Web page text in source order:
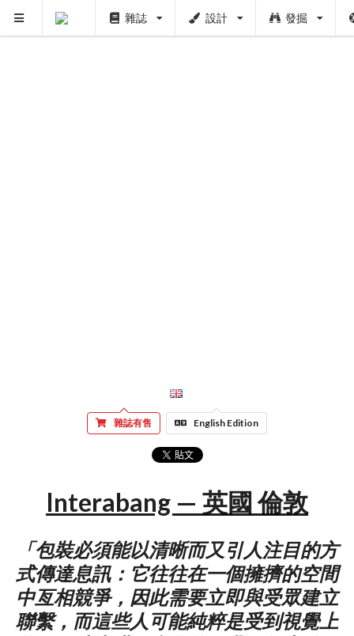
雜誌 設計 發掘
雜誌有售 English Edition
Interabang — 英國 倫敦
「包裝必須能以清晰而又引人注目的方
式傳達息訊：它往往在一個擁擠的空間
中亙相競爭，因此需要立即與受眾建立
聯繫，而這些人可能純粹是受到視覺上